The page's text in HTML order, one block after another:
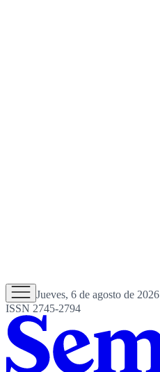
Jueves, 6 de agosto de 2026
ISSN 2745-2794